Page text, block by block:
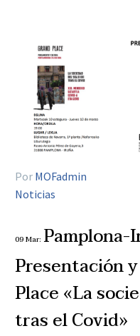
Por MOFadmin
Noticias
09 Mar: Pamplona-
Presentación
Place «La
tras el Covid»